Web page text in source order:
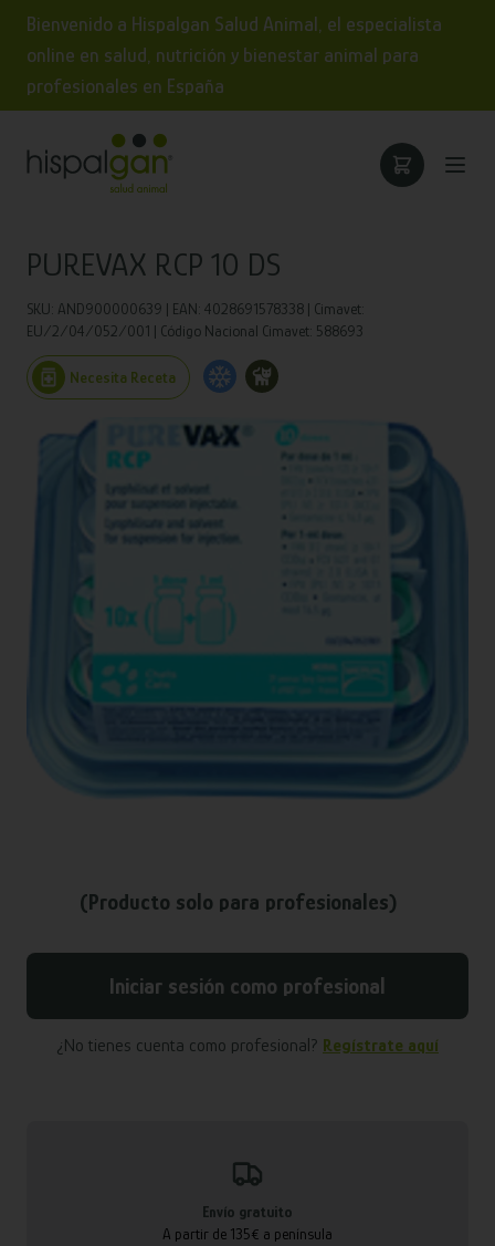
Bienvenido a Hispalgan Salud Animal, el especialista
online en salud, nutrición y bienestar animal para
profesionales en España
PUREVAX RCP 10 DS
SKU: AND900000639 | EAN: 4028691578338 | Cimavet:
EU/2/04/052/001 | Código Nacional Cimavet: 588693
Necesita Receta
(Producto solo para profesionales)
Iniciar sesión como profesional
¿No tienes cuenta como profesional? Regístrate aquí
Envío gratuito
A partir de 135€ a península